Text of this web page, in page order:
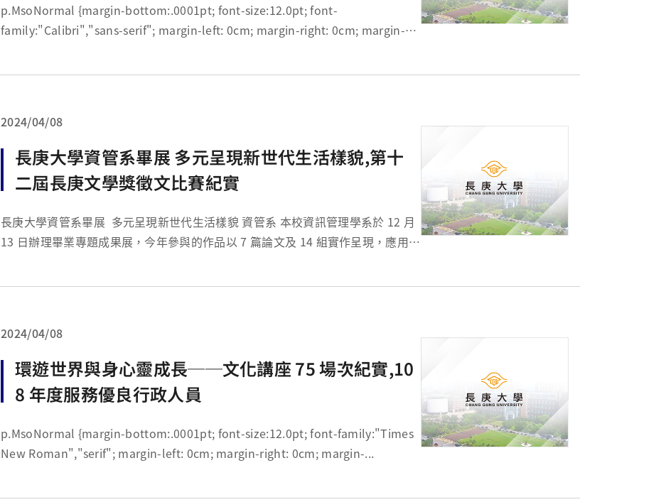
p.MsoNormal {margin-bottom:.0001pt; font-size:12.0pt; font-
family:"Calibri","sans-serif"; margin-left: 0cm; margin-right: 0cm; margin-
2024/04/08
長庚大學資管系畢展 多元呈現新世代生活樣貌,第十
二屆長庚文學獎徵文比賽紀實
長庚大學資管系畢展 多元呈現新世代生活樣貌 資管系 本校資訊管理學系於 12 月
13 日辦理畢業專題成果展，今年參與的作品以 7 篇論文及 14 組實作呈現，應用範
2024/04/08
環遊世界與身心靈成長──文化講座 75 場次紀實,10
8 年度服務優良行政人員
p.MsoNormal {margin-bottom:.0001pt; font-size:12.0pt; font-family:"Times
New Roman","serif"; margin-left: 0cm; margin-right: 0cm; margin-...